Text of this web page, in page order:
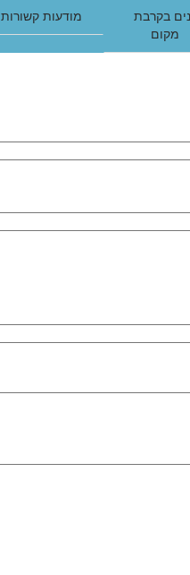
בקרבת
מקום
מודעות קשורות